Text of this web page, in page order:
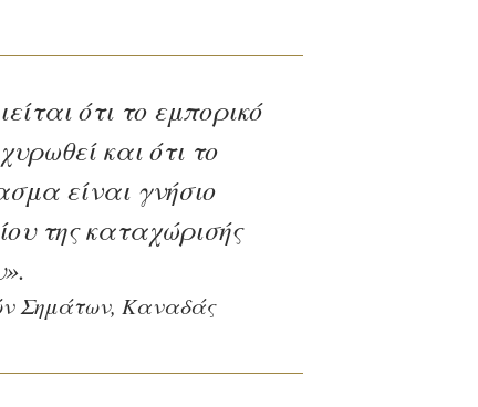
ότι το εμπορικό
και ότι το
είναι γνήσιο
της καταχώρισής
Σημάτων, Καναδάς